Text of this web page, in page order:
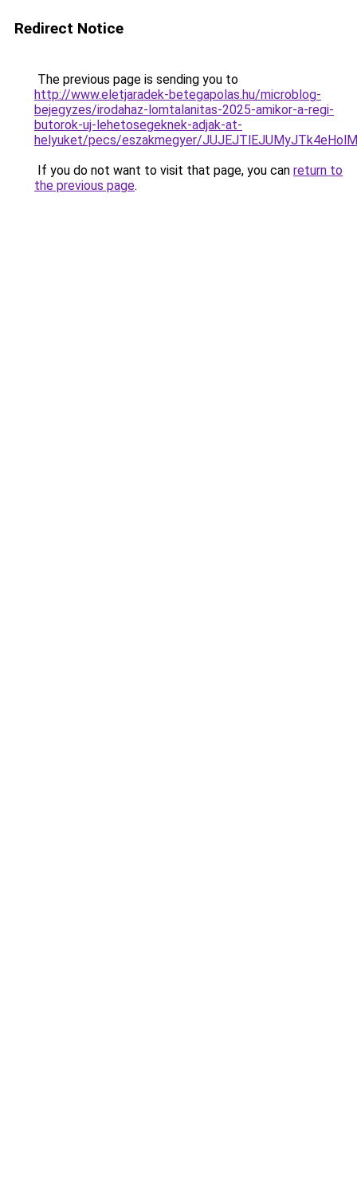
Redirect Notice
The previous page is sending you to
http://www.eletjaradek-betegapolas.hu/microblog-
bejegyzes/irodahaz-lomtalanitas-2025-amikor-a-regi-
butorok-uj-lehetosegeknek-adjak-at-
helyuket/pecs/eszakmegyer/
If you do not want to visit that page, you can return to
the previous page.